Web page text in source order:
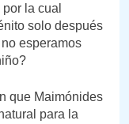
la cual
solo después
esperamos
que Maimónides
para la